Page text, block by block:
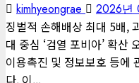
아침마다 지혜
[아침마다 지혜 #440] 교실
2026년 08월 08일 0
kimhyeongrae 2026년
징벌적 손해배상 최대 5배,
대 중심 ‘검열 포비아’ 확산
이용촉진 및 정보보호 등에
다. 이...